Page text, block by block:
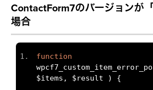
ContactForm7のバージョンが
場合
function
$items , $result )
{